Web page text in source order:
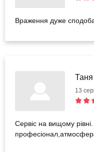
Враження дуже
Таня
13
Сервіс на вищому